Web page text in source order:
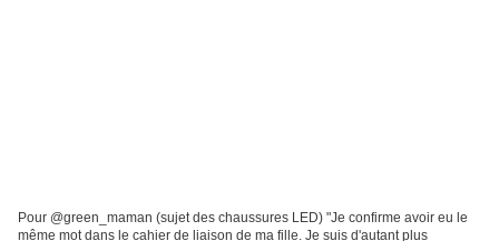
Pour @green_maman (sujet des chaussures LED) "Je confirme avoir eu le
même mot dans le cahier de liaison de ma fille. Je suis d'autant plus